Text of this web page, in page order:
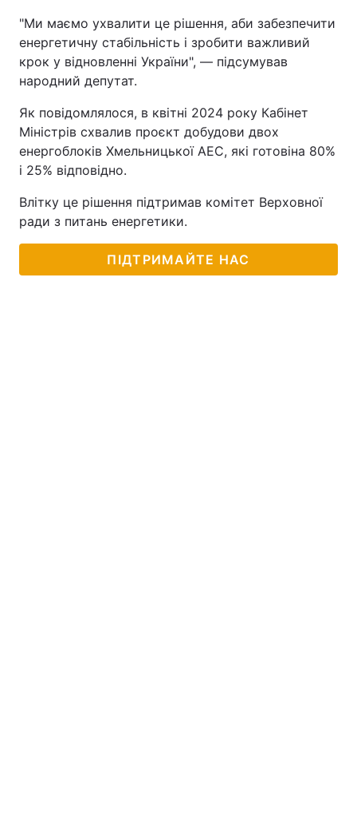
"Ми маємо ухвалити це рішення, аби забезпечити
енергетичну стабільність і зробити важливий
крок у відновленні України", — підсумував
народний депутат.
Як повідомлялося, в квітні 2024 року Кабінет
Міністрів схвалив проєкт добудови двох
енергоблоків Хмельницької АЕС, які готовіна 80%
і 25% відповідно.
Влітку це рішення підтримав комітет Верховної
ради з питань енергетики.
ПІДТРИМАЙТЕ НАС